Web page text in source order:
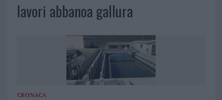
lavori abbanoa gallura
CRONACA